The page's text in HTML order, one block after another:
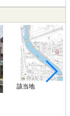
該当地